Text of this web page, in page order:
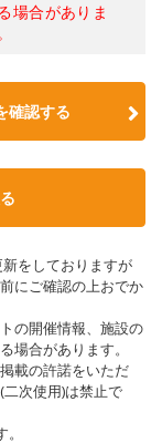
場合がありま
確認する
をしておりますが
にご確認の上おでか
の開催情報、施設の
場合があります。
載の許諾をいただ
次使用)は禁止で